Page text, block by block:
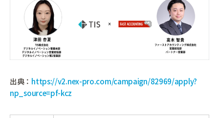
出典： https://v2.nex-pro.com/campaign/82969/apply?
np_source=pf-kcz